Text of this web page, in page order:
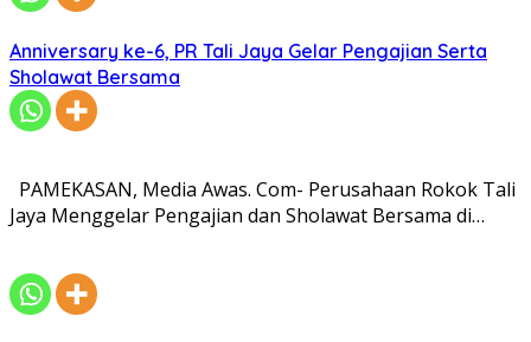
Anniversary ke-6, PR Tali Jaya Gelar Pengajian Serta
Sholawat Bersama
PAMEKASAN, Media Awas. Com- Perusahaan Rokok Tali
Jaya Menggelar Pengajian dan Sholawat Bersama di…